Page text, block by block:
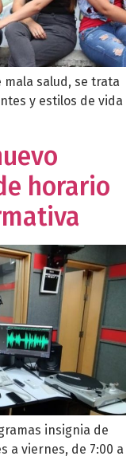
salud, se trata
y estilos de vida
horario
insignia de
a viernes, de 7:00 a